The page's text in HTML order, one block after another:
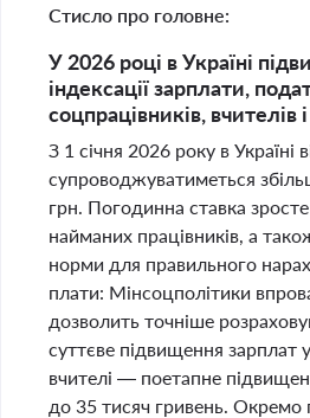
Стисло про головне:
У 2026 році в Україні
індексації зарплати,
соцпрацівників, вчителів
З 1 січня 2026 року в
супроводжуватиметься
грн. Погодинна ставка
найманих працівників, а
норми для правильного
плати: Мінсоцполітики
дозволить точніше
суттєве підвищення зарплат
вчителі — поетапне
до 35 тисяч гривень. Окремо